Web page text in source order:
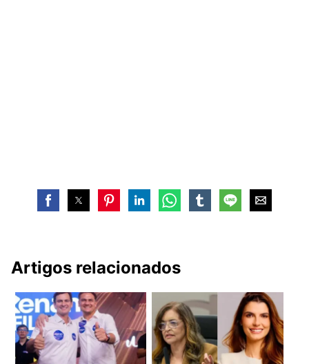
Artigos relacionados